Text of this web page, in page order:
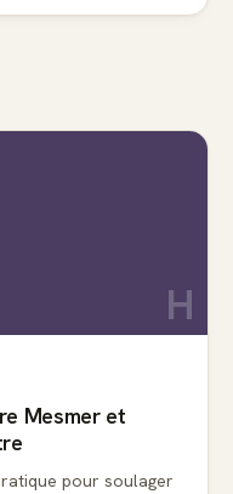
H
Mesmer et
pour soulager